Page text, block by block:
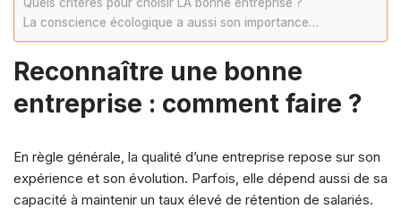
La conscience écologique a aussi son importance…
Reconnaître une bonne
entreprise : comment faire ?
En règle générale, la qualité d’une entreprise repose sur son
expérience et son évolution. Parfois, elle dépend aussi de sa
capacité à maintenir un taux élevé de rétention de salariés.